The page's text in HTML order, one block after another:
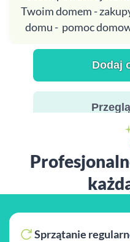
Twoim domem -
domu - pomoc
Dodaj
Sprzątanie